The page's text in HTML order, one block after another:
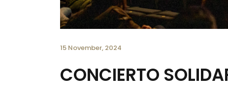
15 November, 2024
CONCIERTO